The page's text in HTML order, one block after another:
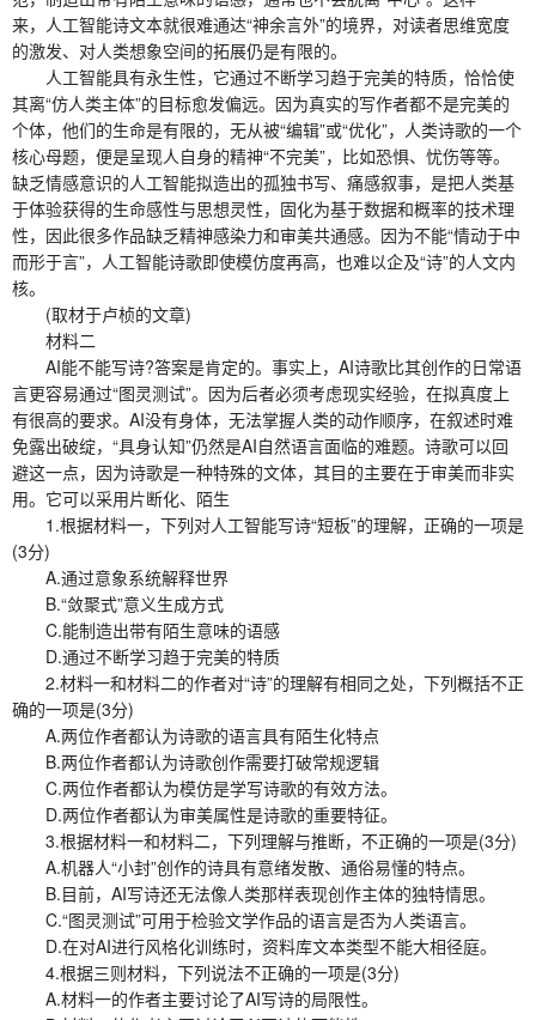
来，人工智能诗文本就很难通达“神余言外”的境界，对读者思维宽度
的激发、对人类想象空间的拓展仍是有限的。
人工智能具有永生性，它通过不断学习趋于完美的特质，恰恰使
其离“仿人类主体”的目标愈发偏远。因为真实的写作者都不是完美的
个体，他们的生命是有限的，无从被“编辑”或“优化”，人类诗歌的一个
核心母题，便是呈现人自身的精神“不完美”，比如恐惧、忧伤等等。
缺乏情感意识的人工智能拟造出的孤独书写、痛感叙事，是把人类基
于体验获得的生命感性与思想灵性，固化为基于数据和概率的技术理
性，因此很多作品缺乏精神感染力和审美共通感。因为不能“情动于中
而形于言”，人工智能诗歌即使模仿度再高，也难以企及“诗”的人文内
核。
(取材于卢桢的文章)
材料二
AI能不能写诗?答案是肯定的。事实上，AI诗歌比其创作的日常语
言更容易通过“图灵测试”。因为后者必须考虑现实经验，在拟真度上
有很高的要求。AI没有身体，无法掌握人类的动作顺序，在叙述时难
免露出破绽，“具身认知”仍然是AI自然语言面临的难题。诗歌可以回
避这一点，因为诗歌是一种特殊的文体，其目的主要在于审美而非实
用。它可以采用片断化、陌生
1.根据材料一，下列对人工智能写诗“短板”的理解，正确的一项是
(3分)
A.通过意象系统解释世界
B.“敛聚式”意义生成方式
C.能制造出带有陌生意味的语感
D.通过不断学习趋于完美的特质
2.材料一和材料二的作者对“诗”的理解有相同之处，下列概括不正
确的一项是(3分)
A.两位作者都认为诗歌的语言具有陌生化特点
B.两位作者都认为诗歌创作需要打破常规逻辑
C.两位作者都认为模仿是学写诗歌的有效方法。
D.两位作者都认为审美属性是诗歌的重要特征。
3.根据材料一和材料二，下列理解与推断，不正确的一项是(3分)
A.机器人“小封”创作的诗具有意绪发散、通俗易懂的特点。
B.目前，AI写诗还无法像人类那样表现创作主体的独特情思。
C.“图灵测试”可用于检验文学作品的语言是否为人类语言。
D.在对AI进行风格化训练时，资料库文本类型不能大相径庭。
4.根据三则材料，下列说法不正确的一项是(3分)
A.材料一的作者主要讨论了AI写诗的局限性。